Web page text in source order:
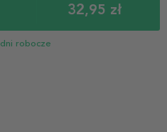
32,95 zł
robocze